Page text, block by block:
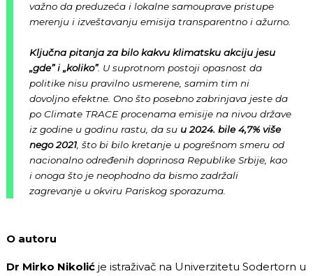
važno da preduzeća i lokalne samouprave pristupe
merenju i izveštavanju emisija transparentno i ažurno.
Ključna pitanja za bilo kakvu klimatsku akciju jesu
„gde” i „koliko”. U suprotnom postoji opasnost da
politike nisu pravilno usmerene, samim tim ni
dovoljno efektne. Ono što posebno zabrinjava jeste da
po Climate TRACE procenama emisije na nivou države
iz godine u godinu rastu, da su u 2024. bile 4,7% više
nego 2021, što bi bilo kretanje u pogrešnom smeru od
nacionalno određenih doprinosa Republike Srbije, kao
i onoga što je neophodno da bismo zadržali
zagrevanje u okviru Pariskog sporazuma.
O autoru
Dr Mirko Nikolić je istraživač na Univerzitetu Sodertorn u